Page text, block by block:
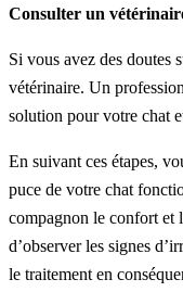
Consulter un
Si vous avez des doutes
vétérinaire. Un
solution pour votre chat
En suivant ces étapes,
puce de votre chat
compagnon le confort et
d’observer les signes
le traitement en